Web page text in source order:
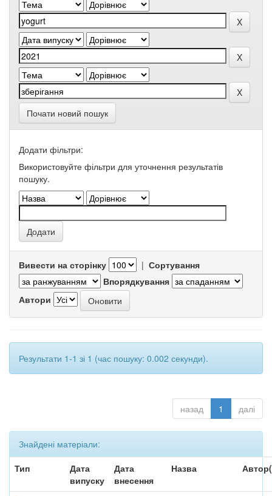
Почати новий пошук
Додати фільтри:
Використовуйте фільтри для уточнення результатів
пошуку.
Вивести на сторінку | Сортування
Впорядкування
Автори
Результати 1-1 зі 1 (час пошуку: 0.002 секунди).
назад 1 далі
Знайдені матеріали:
Тип
Дата
випуску
Дата
внесення
Назва